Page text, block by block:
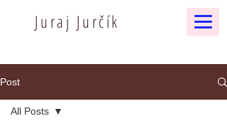
Juraj Jurčík
Post
All Posts